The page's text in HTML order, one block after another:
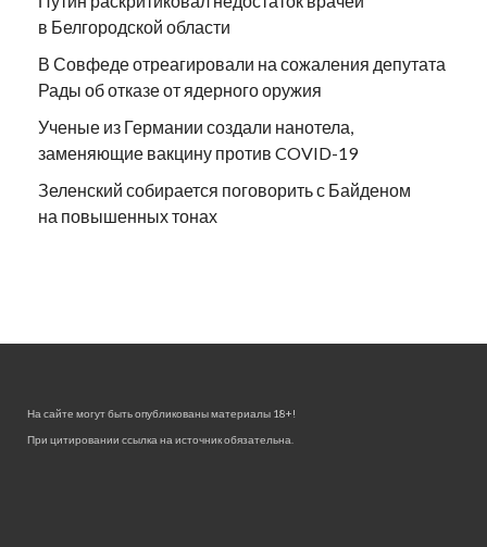
в Белгородской области
В Совфеде отреагировали на сожаления депутата
Рады об отказе от ядерного оружия
Ученые из Германии создали нанотела,
заменяющие вакцину против COVID-19
Зеленский собирается поговорить с Байденом
на повышенных тонах
На сайте могут быть опубликованы материалы 18+!
При цитировании ссылка на источник обязательна.